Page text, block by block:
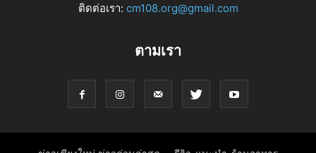
ติดต่อเรา: cm108.org@gmail.com
ตามเรา